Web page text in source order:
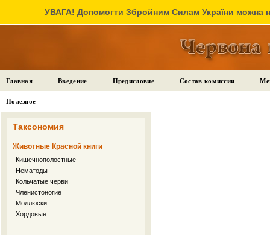
УВАГА! Допомогти Збройним Силам України можна
Главная Введение Предисловие Состав комиссии
Полезное
Таксономия
Животные Красной книги
Кишечнополостные
Нематоды
Кольчатые черви
Членистоногие
Моллюски
Хордовые